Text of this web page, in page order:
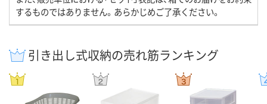
するものではありません。あらかじめご了承ください。
引き出し式収納の売れ筋ランキング